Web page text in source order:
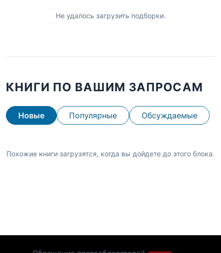
Не удалось загрузить подборки.
КНИГИ ПО ВАШИМ ЗАПРОСАМ
Новые Популярные Обсуждаемые
Похожие книги загрузятся, когда вы дойдете до этого блока.